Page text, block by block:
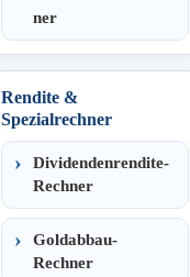
ner
Rendite &
Spezialrechner
Dividendenrendite-
Rechner
Goldabbau-
Rechner